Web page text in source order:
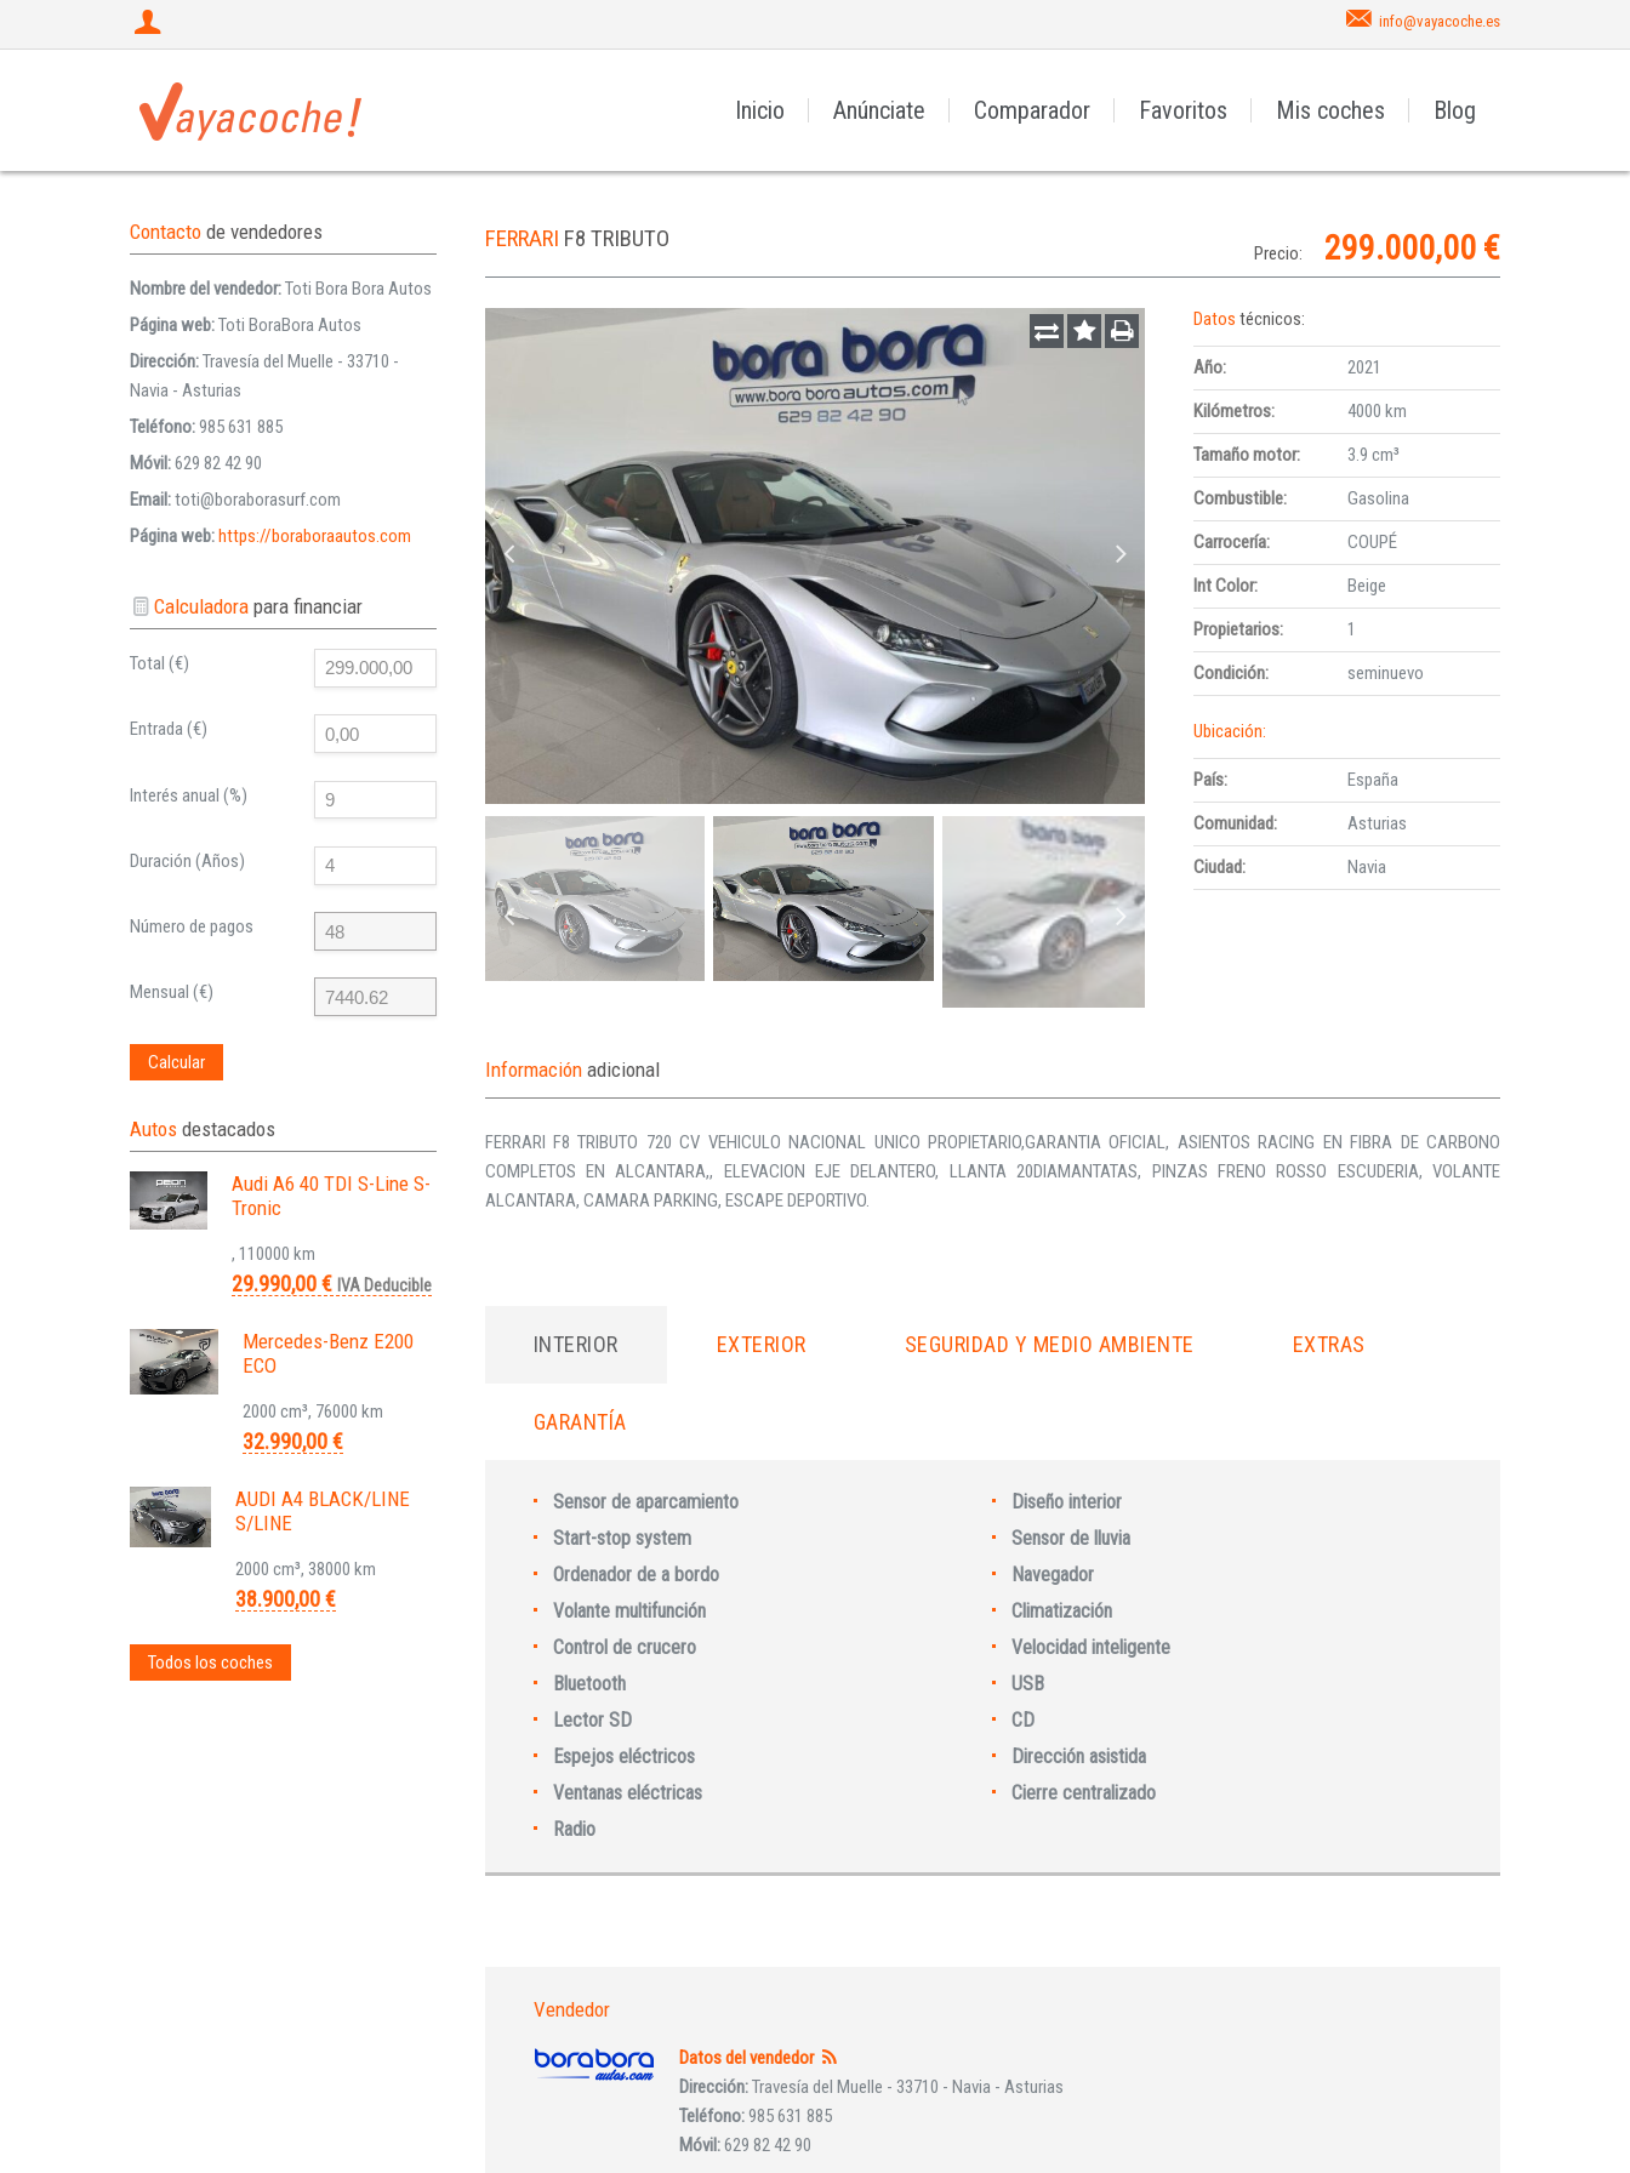
INICIAR SESIÓN
¿Ha olvidado la contraseña?
info@vayacoche.es
Inicio Anúnciate Comparador Favoritos Mis coches Blog
FERRARI F8 TRIBUTO
Precio: 299.000,00 €
Datostécnicos:
Año:
2021
Kilómetros:
4000 km
Tamaño motor:
3.9 cm³
Combustible:
Gasolina
Carrocería:
COUPÉ
Int Color:
Beige
Propietarios:
1
Condición:
seminuevo
Ubicación:
País:
España
Comunidad:
Asturias
Ciudad:
Navia
Información adicional
FERRARI F8 TRIBUTO 720 CV VEHICULO NACIONAL UNICO PROPIETARIO,GARANTIA OFICIAL, ASIENTOS RACING EN FIBRA DE CARBONO
COMPLETOS EN ALCANTARA,, ELEVACION EJE DELANTERO, LLANTA 20DIAMANTATAS, PINZAS FRENO ROSSO ESCUDERIA, VOLANTE
ALCANTARA, CAMARA PARKING, ESCAPE DEPORTIVO.
INTERIOR EXTERIOR SEGURIDAD Y MEDIO AMBIENTE EXTRAS
GARANTÍA
Sensor de aparcamiento
Diseño interior
Start-stop system
Sensor de lluvia
Ordenador de a bordo
Navegador
Volante multifunción
Climatización
Control de crucero
Velocidad inteligente
Bluetooth
USB
Lector SD
CD
Espejos eléctricos
Dirección asistida
Ventanas eléctricas
Cierre centralizado
Radio
Vendedor
Datos del vendedor
Dirección:Travesía del Muelle - 33710 - Navia - Asturias
Teléfono:985 631 885
Móvil:629 82 42 90
Contacto de vendedores
Nombre del vendedor:Toti Bora Bora Autos
Página web:Toti BoraBora Autos
Dirección:Travesía del Muelle - 33710 -
Navia - Asturias
Teléfono:985 631 885
Móvil:629 82 42 90
Email:toti@boraborasurf.com
Página web:https://boraboraautos.com
Calculadorapara financiar
Total (€)
Entrada (€)
Interés anual (%)
Duración (Años)
Número de pagos
Mensual (€)
Calcular
Autos destacados
Audi A6 40 TDI S-Line S-
Tronic
, 110000 km
29.990,00 €IVA Deducible
Mercedes-Benz E200
ECO
2000 cm³, 76000 km
32.990,00 €
AUDI A4 BLACK/LINE
S/LINE
2000 cm³, 38000 km
38.900,00 €
Todos los coches